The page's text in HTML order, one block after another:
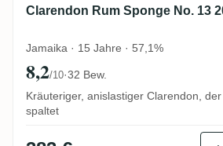
Clarendon Rum Sponge No. 13
Jamaika · 15 Jahre · 57,1%
8,2/10·32 Bew.
Kräuteriger, anislastiger Clarendon,
spaltet